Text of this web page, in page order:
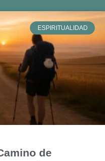
ESPIRITUALIDAD
de